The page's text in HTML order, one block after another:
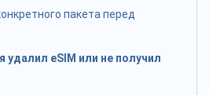
пакета перед
удалил eSIM или не получил